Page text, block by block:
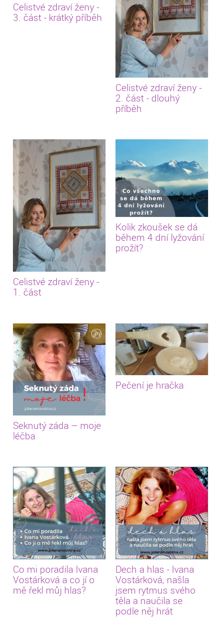
Celistvé zdraví ženy -
3. část - krátký příběh
Celistvé zdraví ženy -
2. část - dlouhý
příběh
Celistvé zdraví ženy -
1. část
Kolik zkoušek se dá
během 4 dní lyžování
prožít?
Seknutý záda – moje
léčba
Pečení je hračka
Co mi poradila Ivana
Vostárková a co jí o
mě řekl můj hlas?
Dech a hlas - Ivana
Vostárková, našla
jsem rytmus svého
těla a naučila se
podle něj hrát